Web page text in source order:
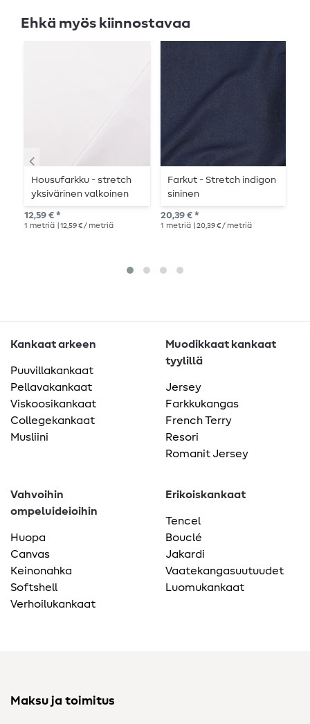
Ehkä myös kiinnostavaa
Housufarkku - stretch
yksivärinen valkoinen
12,59 € *
1 metriä | 12,59 € / metriä
Farkut - Stretch indigon
sininen
20,39 € *
1 metriä | 20,39 € / metriä
Kankaat arkeen
Puuvillakankaat
Pellavakankaat
Viskoosikankaat
Collegekankaat
Musliini
Muodikkaat kankaat
tyylillä
Jersey
Farkkukangas
French Terry
Resori
Romanit Jersey
Vahvoihin
ompeluideioihin
Huopa
Canvas
Keinonahka
Softshell
Verhoilukankaat
Erikoiskankaat
Tencel
Bouclé
Jakardi
Vaatekangasuutuudet
Luomukankaat
Maksu ja toimitus